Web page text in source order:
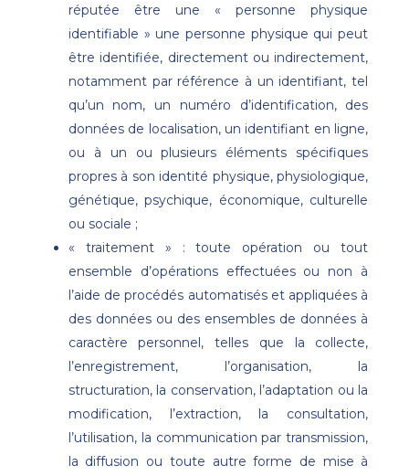
réputée être une « personne physique
identifiable » une personne physique qui peut
être identifiée, directement ou indirectement,
notamment par référence à un identifiant, tel
qu’un nom, un numéro d’identification, des
données de localisation, un identifiant en ligne,
ou à un ou plusieurs éléments spécifiques
propres à son identité physique, physiologique,
génétique, psychique, économique, culturelle
ou sociale ;
« traitement » : toute opération ou tout
ensemble d’opérations effectuées ou non à
l’aide de procédés automatisés et appliquées à
des données ou des ensembles de données à
caractère personnel, telles que la collecte,
l’enregistrement, l’organisation, la
structuration, la conservation, l’adaptation ou la
modification, l’extraction, la consultation,
l’utilisation, la communication par transmission,
la diffusion ou toute autre forme de mise à